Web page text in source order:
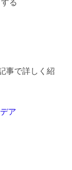
る
事で詳しく紹
ア